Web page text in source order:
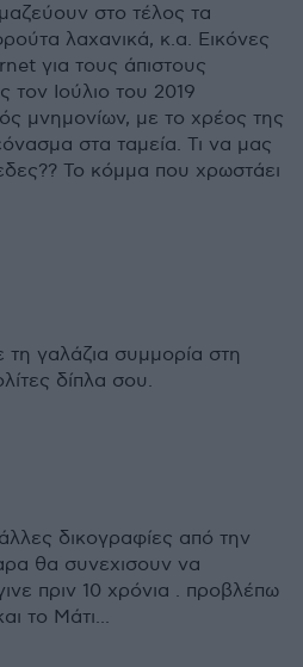
στο τέλος τα
λαχανικά, κ.α. Εικόνες
για τους άπιστους
Ιούλιο του 2019
μνημονίων, με το χρέος της
στα ταμεία. Τι να μας
Το κόμμα που χρωστάει
γαλάζια συμμορία στη
δίπλα σου.
δικογραφίες από την
θα συνεχισουν να
πριν 10 χρόνια . προβλέπω
το Μάτι...